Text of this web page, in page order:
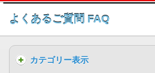
このページの本
よくあるご質問 FAQ
カテゴリー表示